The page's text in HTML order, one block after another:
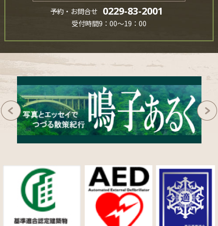
予約・お問合せ 0229-83-2001
受付時間9：00～19：00